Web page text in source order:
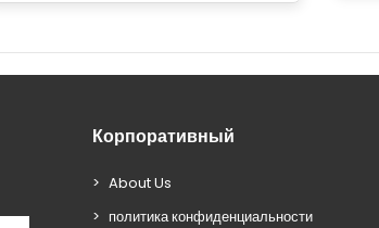
Корпоративный
About Us
политика конфиденциальности